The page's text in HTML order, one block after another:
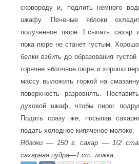
сковороду и, подлить немного
шкафу. Печеные яблоки
полученное пюре 1.сыпать сахар
пока пюре не станет густым.
белки взбить до образования
горячее яблочное пюре и хорошо
массу выложить горкой на
поверхность разровнять.
духовой шкаф, чтобы пирог
Подать сразу же, посыпав
подать холодное кипяченое молоко.
Яблоки — 150 г, сахар — 1/2
сахарная пудра—1 ст. ложка.